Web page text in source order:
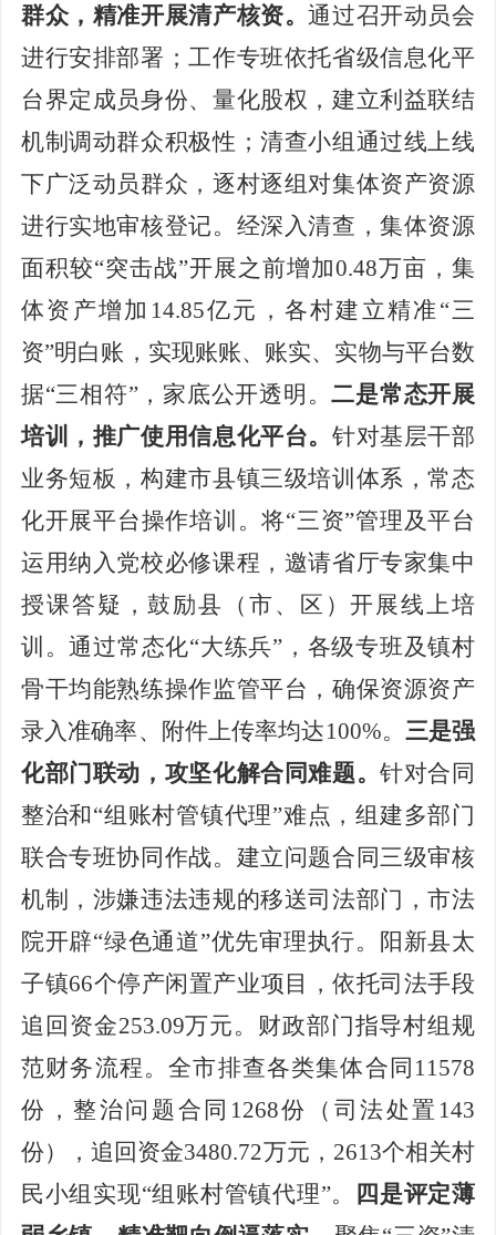
群众，精准开展清产核资。通过召开动员会
进行安排部署 ；工作专班依托省级信息化平
台界定成员身份、量化股权，建立利益联结
机制调动群众积极性 ； 清查小组通过线上线
下广泛动员群众， 逐村逐组对集体资产资源
进行实地审核登记。经深入清查，集体资源
面积较“突击战”开展之前增加0.48万亩， 集
体资产增加 14.85亿元， 各村建立精准 “三
资”明白账，实现账账、账实、实物与平台数
据“三相符”，家底公开透明。二是常态开展
培训，推广使用信息化平台。 针对基层干部
业务短板，构建市县镇三级培训体系，常态
化开展平台操作培训。将“三资”管理及平台
运用纳入党校必修课程 ， 邀请省厅专家集中
授课答疑，鼓励县（市、区）开展线上培
训。通过常态化“大练兵”，各级专班及镇村
骨干均能熟练操作监管平台，确保资源资产
录入准确率、附件上传率均达100%。 三是强
化部门联动，攻坚化解合同难题。针对合同
整治和“组账村管镇代理”难点，组建多部门
联合专班协同作战。建立问题合同三级审核
机制，涉嫌违法违规的移送司法部门，市法
院开辟“绿色通道”优先审理执行。
阳新县太
子镇66个停产闲置产业项目 ，依托司法手段
追 回资金253.09万元。 财政部门指导村组规
范财务流程。全市排查各类集体合同 11578
份，整治问题合同1268份（司法处置143
份），追回资金3480.72万元 ， 2613个相关村
民小组实现“组账村管镇代理”。
四是评定薄